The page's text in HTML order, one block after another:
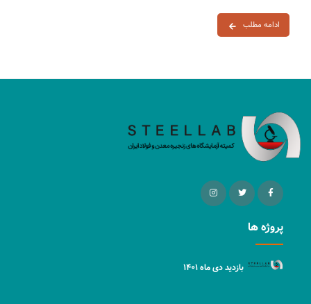
ادامه مطلب
پروژه ها
بازدید دی ماه ۱۴۰۱